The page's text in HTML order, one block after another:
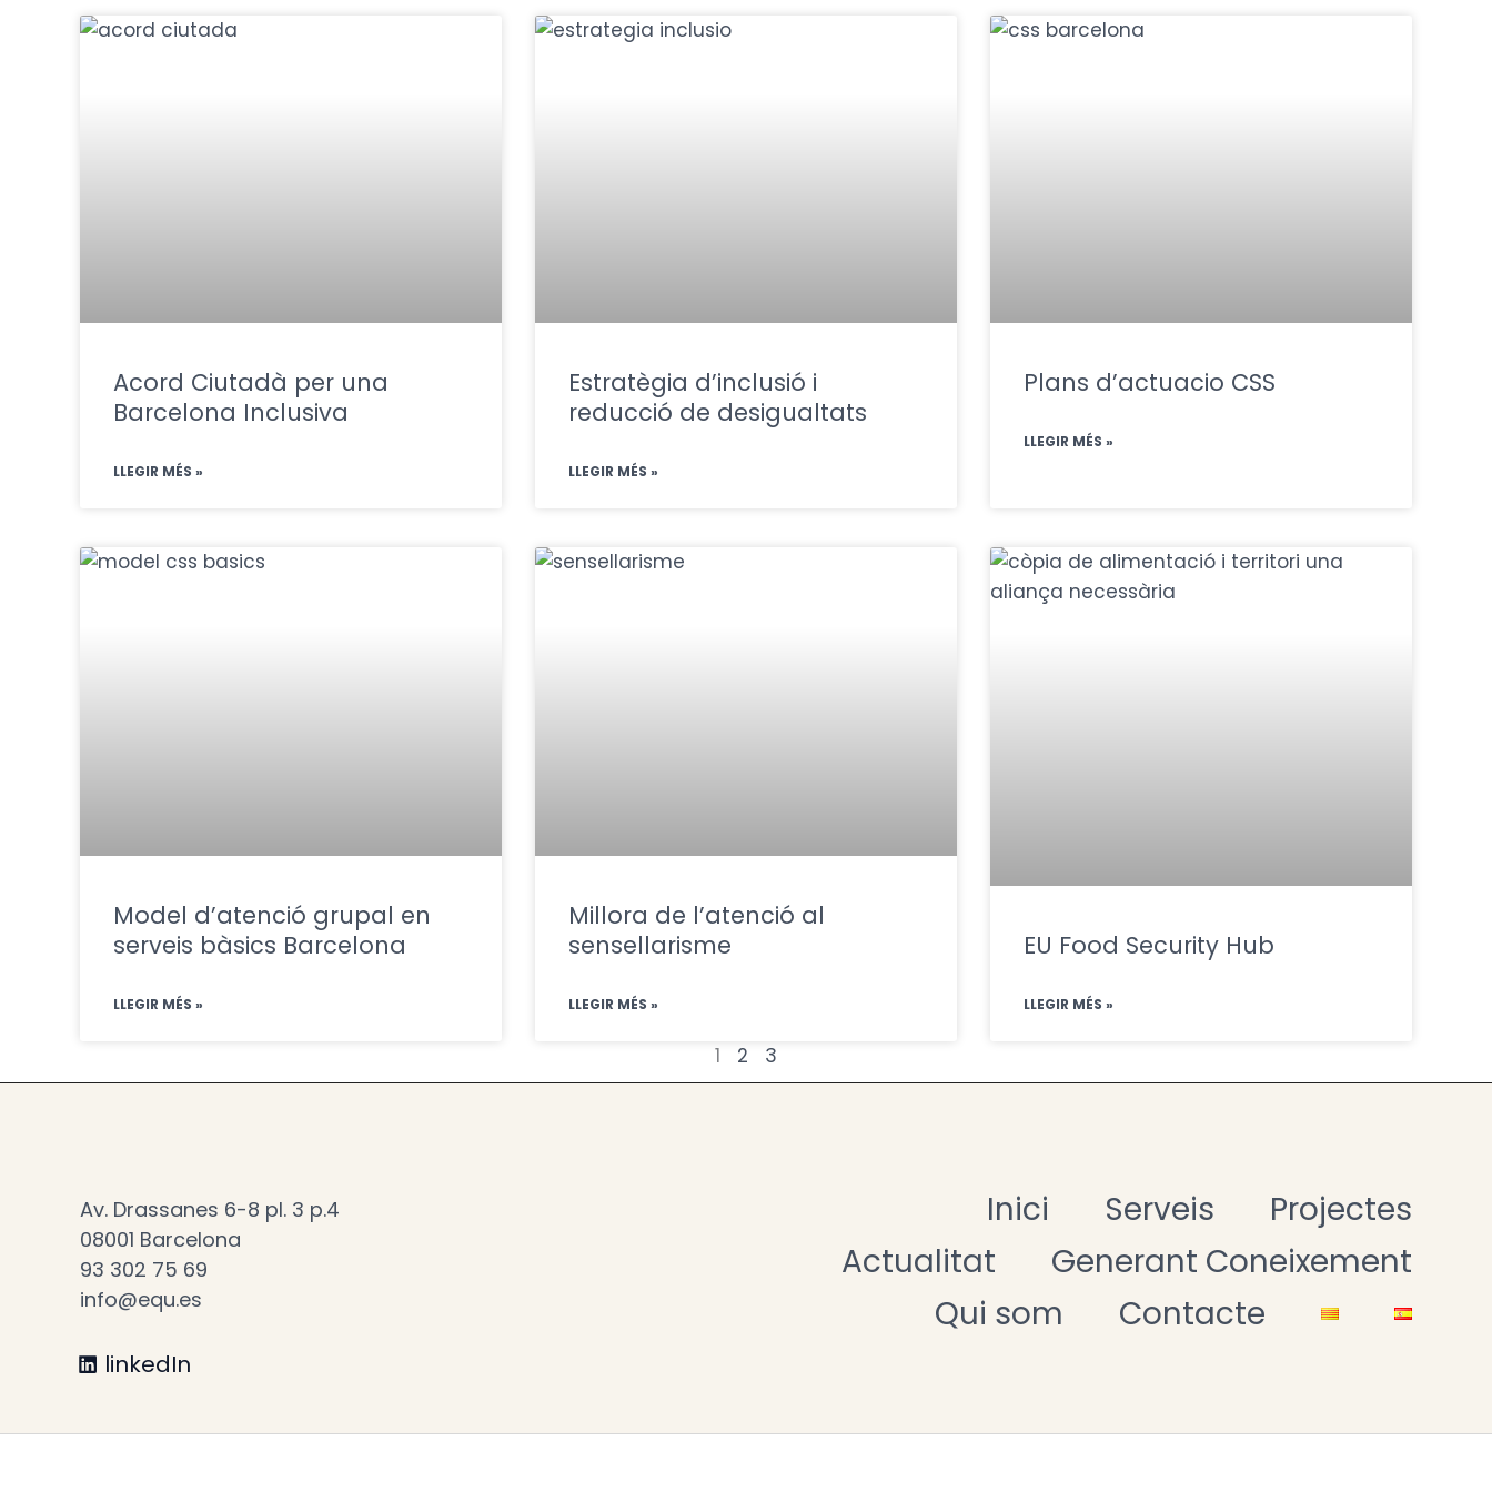
Acord Ciutadà per una
Barcelona Inclusiva
LLEGIR MÉS »
Estratègia d’inclusió i
reducció de desigualtats
LLEGIR MÉS »
Plans d’actuacio CSS
LLEGIR MÉS »
Model d’atenció grupal en
serveis bàsics Barcelona
LLEGIR MÉS »
Millora de l’atenció al
sensellarisme
LLEGIR MÉS »
EU Food Security Hub
LLEGIR MÉS »
Pàgina
1 2 3
Av. Drassanes 6-8 pl. 3 p.4
08001 Barcelona
93 302 75 69
info@equ.es
linkedIn
Inici Serveis
Projectes
Actualitat
Generant Coneixement
Qui som
Contacte